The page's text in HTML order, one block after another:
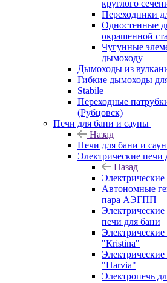
круглого
Переходники
Одностенные
окрашенной
Чугунные
дымоходу
Дымоходы из
Гибкие дымоходы
Stabile
Переходные
(Рубцовск)
Печи для бани и сауны
Назад
Печи для бани и
Электрические печи
Назад
Автономные
пара АЭГПП
печи для бани
"Кristina"
"Harvia"
Электропечь